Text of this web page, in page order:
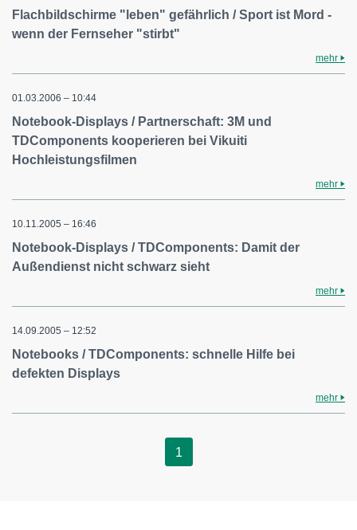
Flachbildschirme "leben" gefährlich / Sport ist Mord -
wenn der Fernseher "stirbt"
mehr
01.03.2006 – 10:44
Notebook-Displays / Partnerschaft: 3M und
TDComponents kooperieren bei Vikuiti
Hochleistungsfilmen
mehr
10.11.2005 – 16:46
Notebook-Displays / TDComponents: Damit der
Außendienst nicht schwarz sieht
mehr
14.09.2005 – 12:52
Notebooks / TDComponents: schnelle Hilfe bei
defekten Displays
mehr
1